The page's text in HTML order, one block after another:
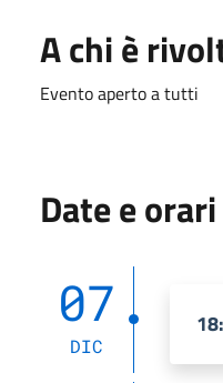
A chi è
Evento aperto a tutti
Date e orari
07
DIC